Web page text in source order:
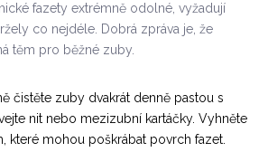
fazety extrémně odolné, vyžadují
co nejdéle. Dobrá zpráva je, že
těm pro běžné zuby.
čistěte zuby dvakrát denně pastou s
nit nebo mezizubní kartáčky. Vyhněte
které mohou poškrábat povrch fazet.